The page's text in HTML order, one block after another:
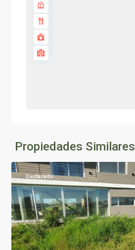
Propiedades Similares
Previous
Destacado